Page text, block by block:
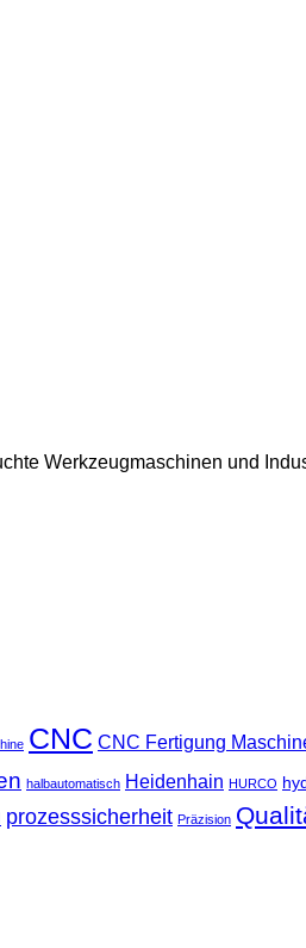
Werkzeugmaschinen und
CNC CNC Fertigung
halbautomatisch Heidenhain HURCO
prozesssicherheit Präzision